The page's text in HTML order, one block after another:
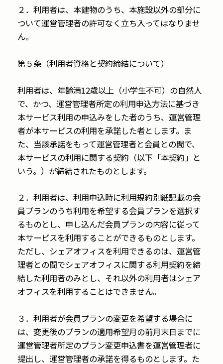
２．利用者は、本建物のうち、本施設以外の部分に
ついて運営管理者の許可なく立ち入ってはなりませ
ん。
第５条（利用者資格と契約締結について）
利用者は、年齢満12歳以上（小学生不可）の自然人
で、かつ、運営管理者所定の利用申込方法に基づき
本サービス利用の申込みをした者のうち、運営管理
者が本サービスの利用を承諾した者とします。ま
た、当該承諾をもって運営管理者と会員との間で、
本サービスの利用に関する契約（以下「本契約」と
いう。）が締結されたものとします。
２．利用者は、利用申込時に利用規約別紙記載の会
員プランのうち利用を希望する会員プランを選択す
るものとし、申し込んだ会員プランの内容に従って
本サービスを利用することができるものとします。
ただし、シェアオフィスを利用できるのは、運営管
理者との間でシェアオフィスに関する利用契約を締
結した利用者のみとし、それ以外の利用者はシェア
オフィスを利用することはできません。
３．利用者が会員プランの変更を希望する場合に
は、変更後のプランの適用希望月の前月末日までに
運営管理者所定のプラン変更申込書を運営管理者に
提出し、運営管理者の承諾を得るものとします。た